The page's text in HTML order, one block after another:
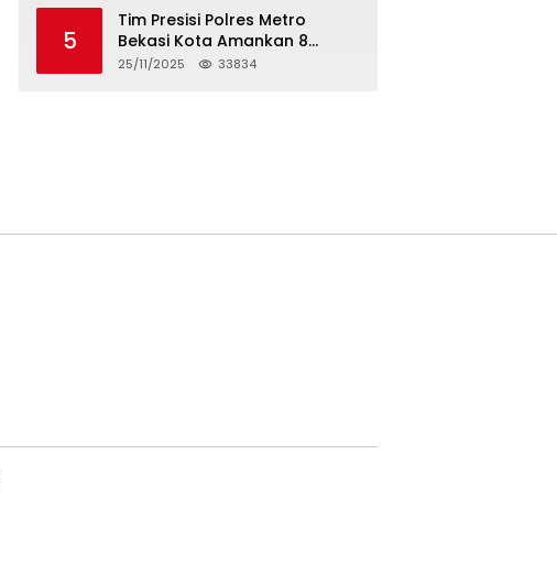
5
Tim Presisi Polres Metro
Bekasi Kota Amankan 8
Remaja Diduga Hendak
25/11/2025 33834